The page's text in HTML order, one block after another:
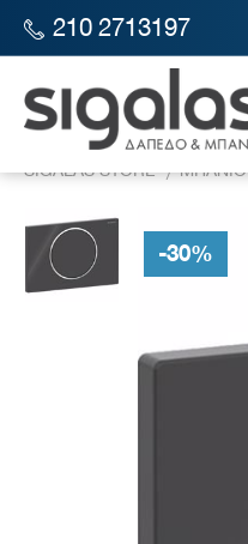
210 2713197
SIGALAS STORE ΜΠΑΝΙΟ
-30%